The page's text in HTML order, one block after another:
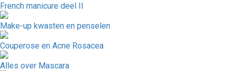
French manicure deel II
Make-up kwasten en penselen
Couperose en Acne Rosacea
Alles over Mascara